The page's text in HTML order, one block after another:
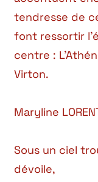
tendresse de
font ressortir
centre :
Virton.
Maryline
Sous un ciel